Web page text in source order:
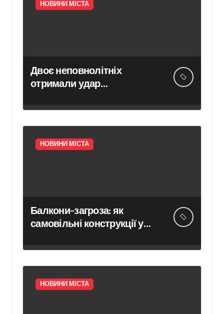
НОВИНИ МІСТА
Двоє неповнолітніх
отримали удар
залізничних коліях у
Броварах
НОВИНИ МІСТА
Балкони-загроза: як
самовільні конструкції у
будинків і ставлять під
ризик сусідів
НОВИНИ МІСТА